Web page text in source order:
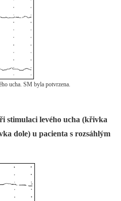
ucha. SM byla potvrzena.
stimulaci levého ucha (křivka
dole) u pacienta s rozsáhlým